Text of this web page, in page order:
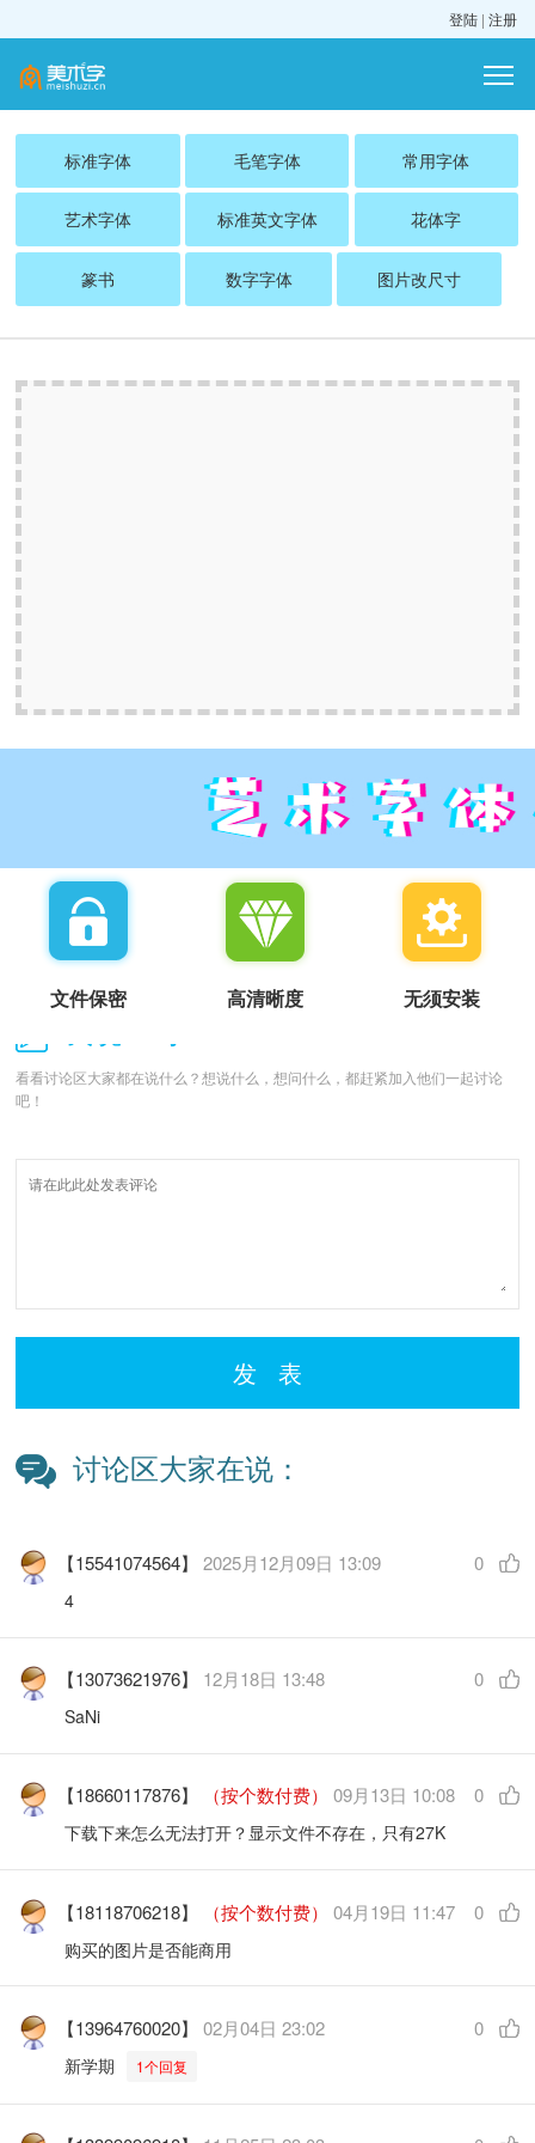
登陆 | 注册
标准字体 毛笔字体 常用字体
艺术字体 标准英文字体 花体字
篆书 数字字体 图片改尺寸
文件保密 高清晰度 无须安装
看看讨论区大家都在说什么？想说什么，想问什么，都赶紧加入他们一起讨论
吧！
发 表
讨论区大家在说：
【15541074564】2025月12月09日 13:09 0
4
【13073621976】 12月18日 13:48 0
SaNi
【18660117876】 （按个数付费） 09月13日 10:08 0
下载下来怎么无法打开？显示文件不存在，只有27K
【18118706218】 （按个数付费） 04月19日 11:47 0
购买的图片是否能商用
【13964760020】02月04日 23:02 0
新学期 1个回复